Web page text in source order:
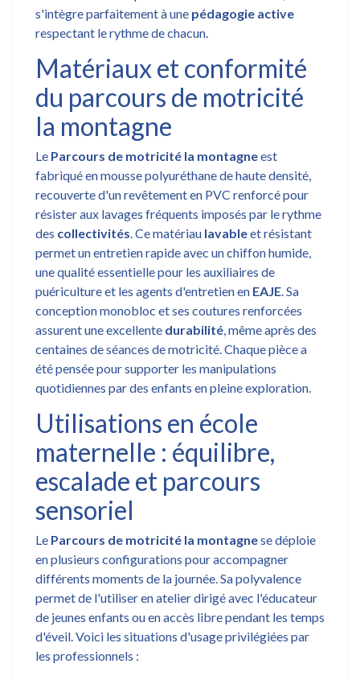
s'intègre parfaitement à une pédagogie active
respectant le rythme de chacun.
Matériaux et conformité
du parcours de motricité
la montagne
Le Parcours de motricité la montagneest
fabriqué en mousse polyuréthane de haute densité,
recouverte d'un revêtement en PVC renforcé pour
résister aux lavages fréquents imposés par le rythme
des collectivités. Ce matériau lavableet résistant
permet un entretien rapide avec un chiffon humide,
une qualité essentielle pour les auxiliaires de
puériculture et les agents d'entretien en EAJE. Sa
conception monobloc et ses coutures renforcées
assurent une excellente durabilité, même après des
centaines de séances de motricité. Chaque pièce a
été pensée pour supporter les manipulations
quotidiennes par des enfants en pleine exploration.
Utilisations en école
maternelle : équilibre,
escalade et parcours
sensoriel
Le Parcours de motricité la montagnese déploie
en plusieurs configurations pour accompagner
différents moments de la journée. Sa polyvalence
permet de l'utiliser en atelier dirigé avec l'éducateur
de jeunes enfants ou en accès libre pendant les temps
d'éveil. Voici les situations d'usage privilégiées par
les professionnels :